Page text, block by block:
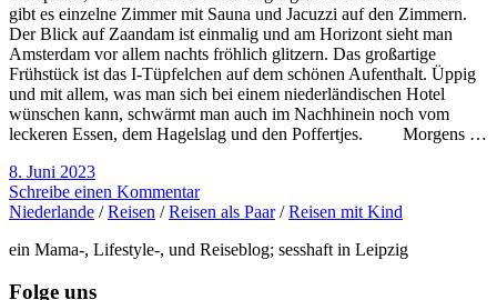
gibt es einzelne Zimmer mit Sauna und Jacuzzi auf den Zimmern.
Der Blick auf Zaandam ist einmalig und am Horizont sieht man
Amsterdam vor allem nachts fröhlich glitzern. Das großartige
Frühstück ist das I-Tüpfelchen auf dem schönen Aufenthalt. Üppig
und mit allem, was man sich bei einem niederländischen Hotel
wünschen kann, schwärmt man auch im Nachhinein noch vom
leckeren Essen, dem Hagelslag und den Poffertjes. Morgens …
8. Juni 2023
Schreibe einen Kommentar
Niederlande /Reisen /Reisen als Paar/Reisen mit Kind
ein Mama-, Lifestyle-, und Reiseblog; sesshaft in Leipzig
Folge uns